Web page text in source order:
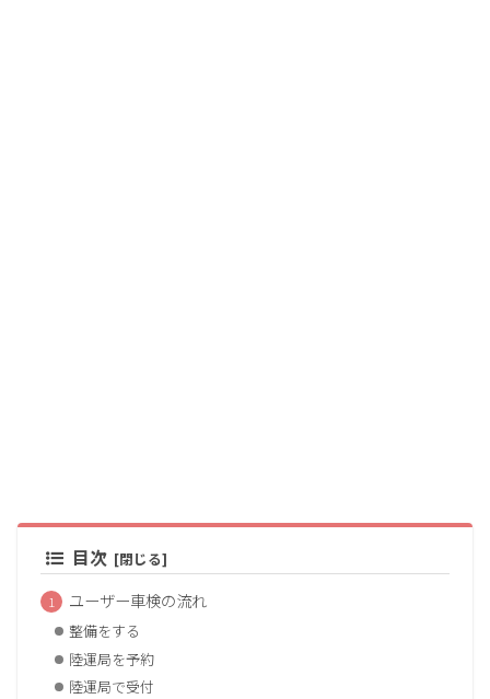
目次
ユーザー車検の流れ
整備をする
陸運局を予約
陸運局で受付